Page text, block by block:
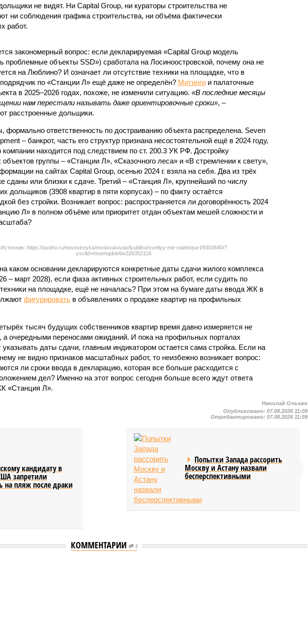
не видят. Ни Capital Group, ни кураторы строительства не
ни соблюдения графика строительства, ни объёма фактически
работ.
закономерный вопрос: если декларируемая «Capital Group модель
проблемные объекты SSD») сработала на Лосиноостровской, почему она не
на Люблино? И означает ли отсутствие техники на площадке, что в
по «Станции Л» ещё даже не определён? Митингии палаточные
в 2025–2026 годах, похоже, не изменили ситуацию. «В последние месяцы
нам перестали называть даже ориентировочные сроки», –
расстроенные дольщики.
формально ответственность по достраиванию объекта распределена. Seven
– банкрот, часть его структур признана несостоятельной ещё в 2024 году,
находится под следствием по ст. 200.3 УК РФ. Достройку
группы – «Станции Л», «Сказочного леса» и «В стремлении к свету»,
на сайтах Capital Group, осенью 2024 г. взяла на себя. Два из трёх
сданы или близки к сдаче. Третий – «Станция Л», крупнейший по числу
дольщиков (3908 квартир в пяти корпусах) – по факту остаётся
без стройки. Возникает вопрос: распространяется ли договорённость 2024
Л» в полном объёме или приоритет отдан объектам мешей сложности и
Источник: https://avaho.ru/novostroyka/moskva/uvao/lyublino/svetlyy-mir-stantsiya-l/9303640/?
ysclid=msemqdok6w326352116
каком основании декларируются конкретные даты сдачи жилого комплекса
– март 2028), если фаза активных строительных работ, если судить по
на площадке, ещё не началась? При этом на бумаге даты ввода ЖК в
фигурироватьв объявлениях о продаже квартир на профильных
тысяч будущих собственников квартир время давно измеряется не
а очередными переносами ожиданий. И пока на профильных порталах
даты сдачи, главным индикатором остается сама стройка. Если на
не видно признаков масштабных работ, то неизбежно возникает вопрос:
ли сроки ввода в декларацию, которая все больше расходится с
дел? Именно на этот вопрос сегодня больше всего ждут ответа
«Станция Л».
Николай Ольхин
Опубликовано:07.08.2026 11:09
Отредактировано:07.08.2026 11:09
кандидату в
запретили
на пляж после драки
Попытки Запада рассорить
Москву и Астану назвали
бесперспективными
КОММЕНТАРИИ 0